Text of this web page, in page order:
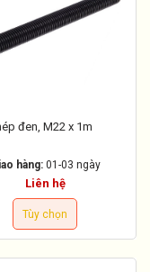
đen, M22 x 1m
hàng: 01-03 ngày
Liên hệ
Tùy chọn